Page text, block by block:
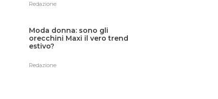
Redazione
Moda donna: sono gli
orecchini Maxi il vero trend
estivo?
Redazione